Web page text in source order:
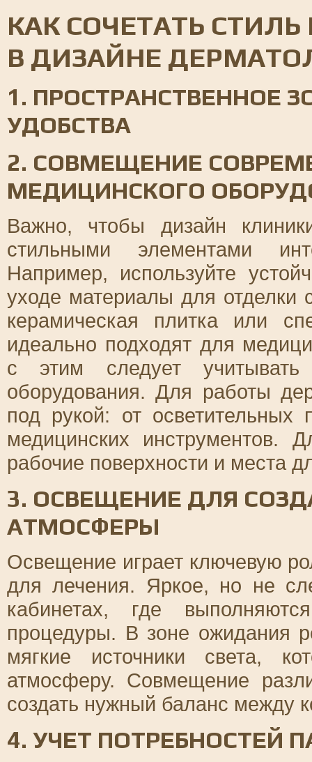
КАК СОЧЕТАТЬ
В ДИЗАЙНЕ
1. ПРОСТРАНСТВЕННОЕ
УДОБСТВА
2. СОВМЕЩЕНИЕ
МЕДИЦИНСКОГО
Важно, чтобы дизайн
стильными элементами
Например, используйте
уходе материалы для отделки
керамическая плитка или
идеально подходят для
с этим следует
оборудования. Для работы
под рукой: от осветительных
медицинских инструментов.
рабочие поверхности и места
3. ОСВЕЩЕНИЕ ДЛЯ
АТМОСФЕРЫ
Освещение играет ключевую
для лечения. Яркое, но не
кабинетах, где
процедуры. В зоне ожидания
мягкие источники света,
атмосферу. Совмещение
создать нужный баланс между
4. УЧЕТ ПОТРЕБНОСТЕЙ